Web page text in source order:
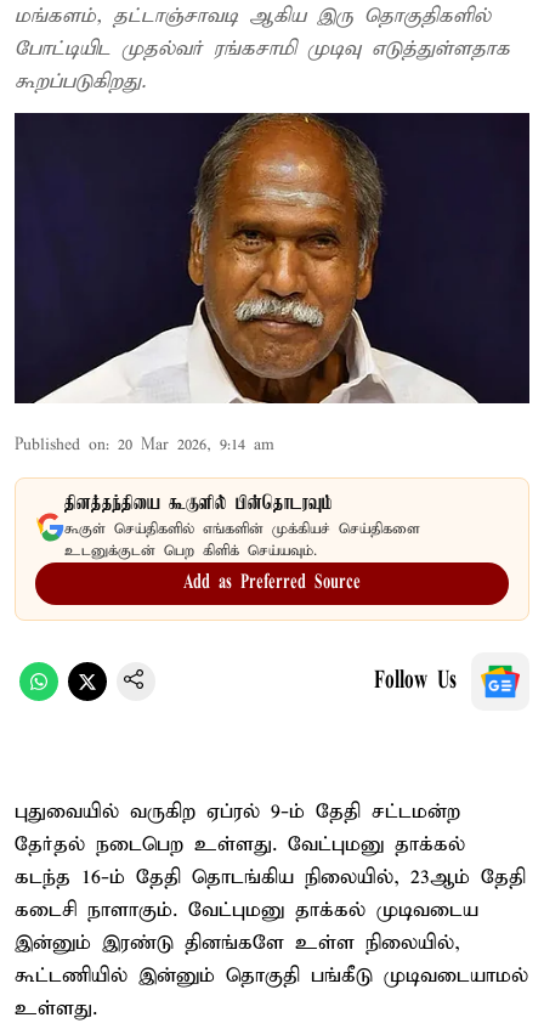
மங்களம், தட்டாஞ்சாவடி ஆகிய இரு தொகுதிகளில்
போட்டியிட முதல்வர் ரங்கசாமி முடிவு எடுத்துள்ளதாக
கூறப்படுகிறது.
Published on: 20 Mar 2026, 9:14 am
தினத்தந்தியை கூகுளில் பின்தொடரவும்
கூகுள் செய்திகளில் எங்களின் முக்கியச் செய்திகளை
உடனுக்குடன் பெற கிளிக் செய்யவும்.
Add as Preferred Source
Follow Us
புதுவையில் வருகிற ஏப்ரல் 9-ம் தேதி சட்டமன்ற
தேர்தல் நடைபெற உள்ளது. வேட்புமனு தாக்கல்
கடந்த 16-ம் தேதி தொடங்கிய நிலையில், 23ஆம் தேதி
கடைசி நாளாகும். வேட்புமனு தாக்கல் முடிவடைய
இன்னும் இரண்டு தினங்களே உள்ள நிலையில்,
கூட்டணியில் இன்னும் தொகுதி பங்கீடு முடிவடையாமல்
உள்ளது.